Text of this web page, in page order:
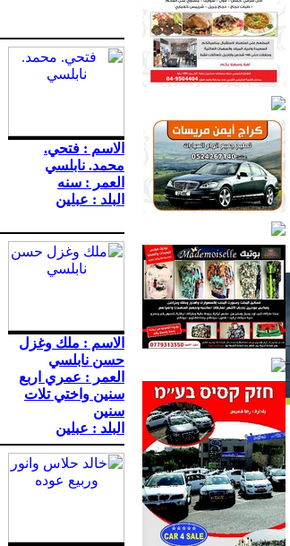
الاسم : فتحي.
محمد. نابلسي
العمر : سنه
البلد : عبلين
الاسم : ملك وغزل
حسن نابلسي
العمر : عمري اربع
سنين واختي تلات
سنين
البلد : عبلين